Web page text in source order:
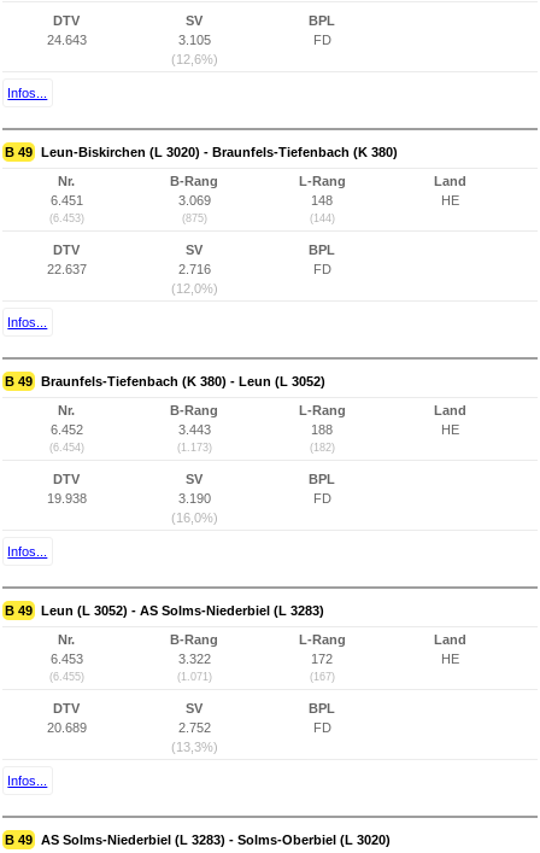
DTV
24.643
SV
3.105
(12,6%)
BPL
FD
Infos...
B 49 Leun-Biskirchen (L 3020) - Braunfels-Tiefenbach (K 380)
Nr.
6.451
(6.453)
B-Rang
3.069
(875)
L-Rang
148
(144)
Land
HE
DTV
22.637
SV
2.716
(12,0%)
BPL
FD
Infos...
B 49 Braunfels-Tiefenbach (K 380) - Leun (L 3052)
Nr.
6.452
(6.454)
B-Rang
3.443
(1.173)
L-Rang
188
(182)
Land
HE
DTV
19.938
SV
3.190
(16,0%)
BPL
FD
Infos...
B 49 Leun (L 3052) - AS Solms-Niederbiel (L 3283)
Nr.
6.453
(6.455)
B-Rang
3.322
(1.071)
L-Rang
172
(167)
Land
HE
DTV
20.689
SV
2.752
(13,3%)
BPL
FD
Infos...
B 49 AS Solms-Niederbiel (L 3283) - Solms-Oberbiel (L 3020)